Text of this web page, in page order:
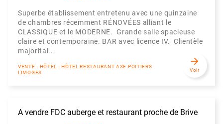
Superbe établissement entretenu avec une quinzaine
de chambres récemment RÉNOVÉES alliant le
CLASSIQUE et le MODERNE. Grande salle spacieuse
claire et contemporaine. BAR avec licence IV. Clientèle
majoritai...
VENTE - HÔTEL - HÔTEL RESTAURANT AXE POITIERS
LIMOGES
arrow_forward
Voir
A vendre FDC auberge et restaurant proche de Brive